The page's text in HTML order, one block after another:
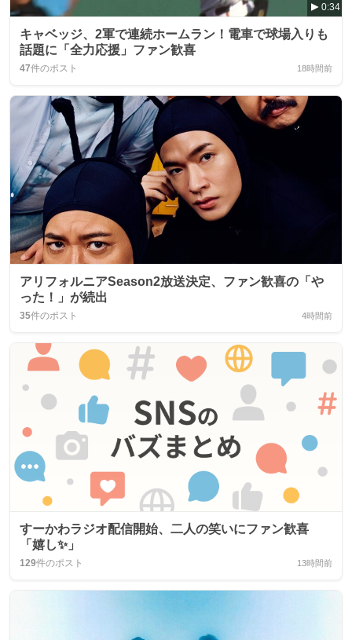
0:34
キャベッジ、2軍で連続ホームラン！電車で球場入りも
話題に「全力応援」ファン歓喜
47件のポスト 18時間前
アリフォルニアSeason2放送決定、ファン歓喜の「や
った！」が続出
35件のポスト 4時間前
すーかわラジオ配信開始、二人の笑いにファン歓喜
「嬉し✨」
129件のポスト 13時間前